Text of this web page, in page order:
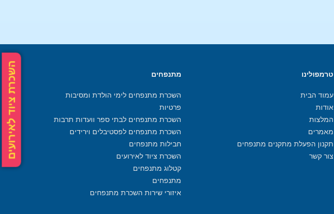
השכרת ציוד לאירועים טרמפולינו
עמוד הבית
אודות
המלצות
מאמרים
תקנון הפעלת מתקנים מתנפחים
צור קשר
מתנפחים
השכרת מתנפחים לימי הולדת ומסיבות
פרטיות
השכרת מתנפחים לבתי ספר וועדות תרבות
השכרת מתנפחים לפסטיבלים וירידים
חבילות מתנפחים
השכרת ציוד לאירועים
קטלוג מתנפחים
מתנפחים
איזורי שירות השכרת מתנפחים